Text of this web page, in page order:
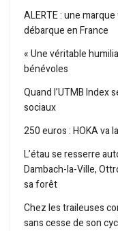
ALERTE : une
débarque en France
« Une véritable
bénévoles
Quand l’UTMB Index
sociaux
250 euros : HOKA va
L’étau se resserre
Dambach-la-Ville,
sa forêt
Chez les traileuses
sans cesse de son